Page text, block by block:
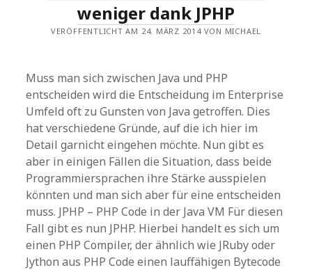
weniger dank JPHP
VERÖFFENTLICHT AM 24. MÄRZ 2014 VON MICHAEL
Muss man sich zwischen Java und PHP
entscheiden wird die Entscheidung im Enterprise
Umfeld oft zu Gunsten von Java getroffen. Dies
hat verschiedene Gründe, auf die ich hier im
Detail garnicht eingehen möchte. Nun gibt es
aber in einigen Fällen die Situation, dass beide
Programmiersprachen ihre Stärke ausspielen
könnten und man sich aber für eine entscheiden
muss. JPHP – PHP Code in der Java VM Für diesen
Fall gibt es nun JPHP. Hierbei handelt es sich um
einen PHP Compiler, der ähnlich wie JRuby oder
Jython aus PHP Code einen lauffähigen Bytecode